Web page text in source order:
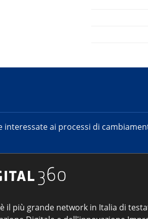
ai processi di
è il più grande network in Italia di